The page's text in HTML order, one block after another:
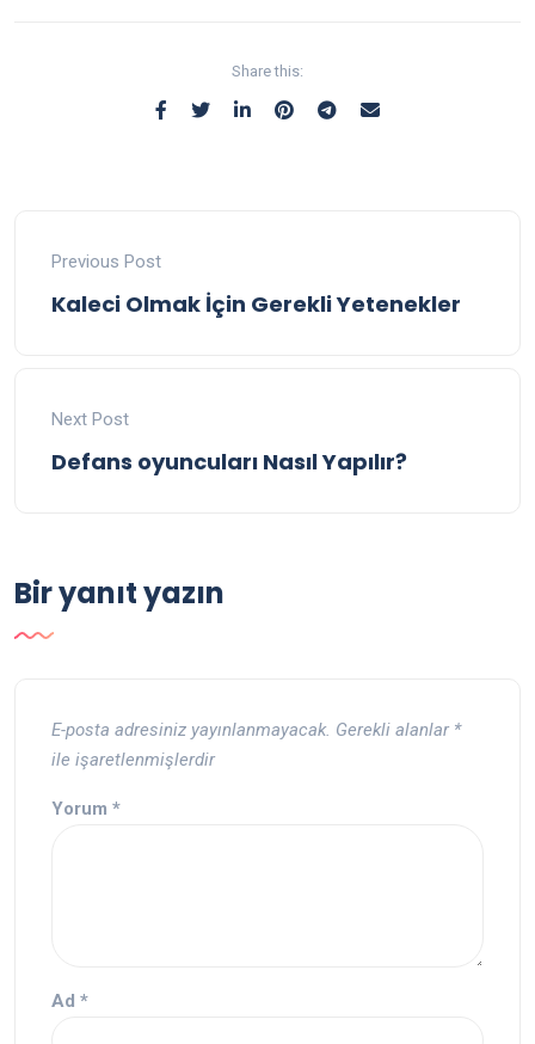
Share this:
Previous Post
Kaleci Olmak İçin Gerekli Yetenekler
Next Post
Defans oyuncuları Nasıl Yapılır?
Bir yanıt yazın
E-posta adresiniz yayınlanmayacak. Gerekli alanlar *
ile işaretlenmişlerdir
Yorum *
Ad *